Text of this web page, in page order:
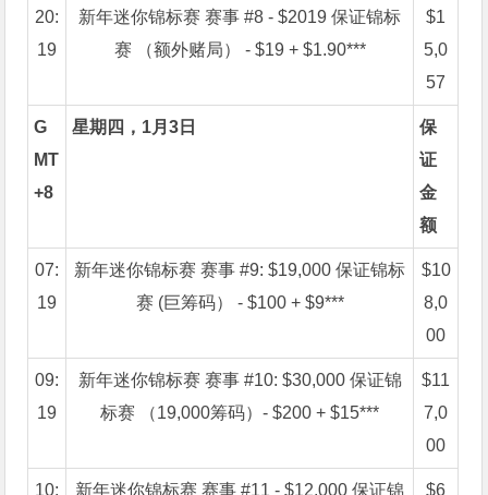
20:
19
新年迷你锦标赛 赛事 #8 - $2019 保证锦标
赛 （额外赌局） - $19 + $1.90***
$1
5,0
57
G
MT
+8
星期四，1月3日
保
证
金
额
07:
19
新年迷你锦标赛 赛事 #9: $19,000 保证锦标
赛 (巨筹码） - $100 + $9***
$10
8,0
00
09:
19
新年迷你锦标赛 赛事 #10: $30,000 保证锦
标赛 （19,000筹码）- $200 + $15***
$11
7,0
00
10: 新年迷你锦标赛 赛事 #11 - $12,000 保证锦 $6